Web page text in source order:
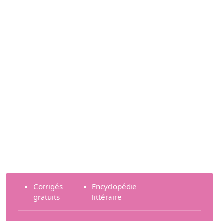
Corrigés
gratuits
Encyclopédie
littéraire